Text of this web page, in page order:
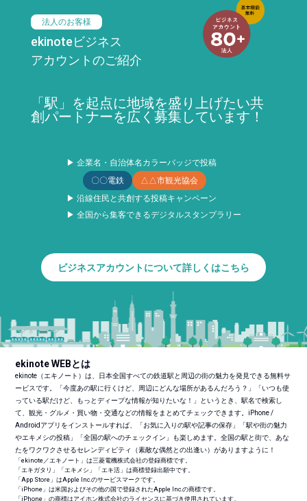
法人のお客様
ekinoteビジネス
アカウントのご紹介
「駅」を起点に地域を盛り上げたい共
創パートナーを広く募集しています！
▶ 企業名・自治体名カラーバッジで投稿
〇〇電鉄
△△市観光協会
▶ 沿線住民と共創する投稿キャンペーン
▶ 全国から集客できるデジタルスタンプラリー
ビジネスアカウントについて詳しくはこちら
ekinote WEBとは
ekinote（エキノート）は、日本全国すべての鉄道駅と周辺の街の魅力を発見できる無料サ
ービスです。「今度あの駅に行くけど、周辺にどんな場所があるんだろう？」「いつも使
っている駅だけど、もっとディープな情報が知りたいな！」というとき、駅名で検索し
て、観光・グルメ・買い物・交通などの情報をまとめてチェックできます。iPhone /
Androidアプリをインストールすれば、「お気に入りの駅や記事の保存」「駅や街の魅力
やエキメシの投稿」「全国の駅へのチェックイン」も楽しめます。全国の駅と街で、あな
たをワクワクさせるセレンディピティ（素敵な偶然との出逢い）がありますように！
「ekinote／エキノート」は三菱電機株式会社の登録商標です。
「エキガタリ」「エキメシ」「エキ活」は商標登録出願中です。
「App Store」はApple Inc.のサービスマークです。
「iPhone」は米国およびその他の国で登録されたApple Inc.の商標です。
「iPhone」の商標はアイホン株式会社のライセンスに基づき使用されています。